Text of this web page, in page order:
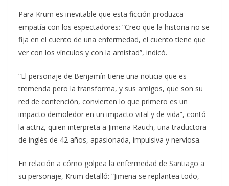
Para Krum es inevitable que esta ficción produzca
empatía con los espectadores: “Creo que la historia no se
fija en el cuento de una enfermedad, el cuento tiene que
ver con los vínculos y con la amistad”, indicó.
“El personaje de Benjamín tiene una noticia que es
tremenda pero la transforma, y sus amigos, que son su
red de contención, convierten lo que primero es un
impacto demoledor en un impacto vital y de vida”, contó
la actriz, quien interpreta a Jimena Rauch, una traductora
de inglés de 42 años, apasionada, impulsiva y nerviosa.
En relación a cómo golpea la enfermedad de Santiago a
su personaje, Krum detalló: “Jimena se replantea todo,